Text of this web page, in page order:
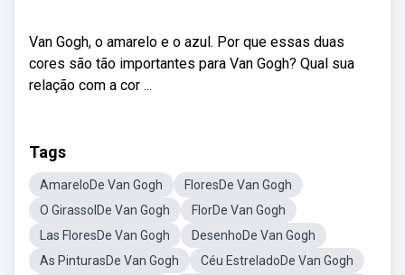
Van Gogh, o amarelo e o azul. Por que essas duas
cores são tão importantes para Van Gogh? Qual sua
relação com a cor ...
Tags
AmareloDe Van Gogh
FloresDe Van Gogh
O GirassolDe Van Gogh
FlorDe Van Gogh
Las FloresDe Van Gogh
DesenhoDe Van Gogh
As PinturasDe Van Gogh
Céu EstreladoDe Van Gogh